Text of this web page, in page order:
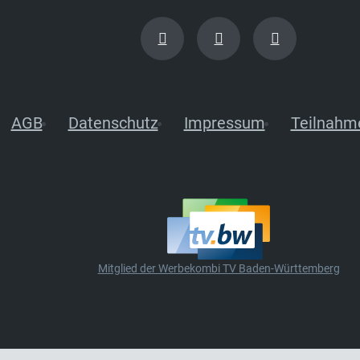
AGB Datenschutz Impressum
Mitglied der Werbekombi TV Baden-Württemberg